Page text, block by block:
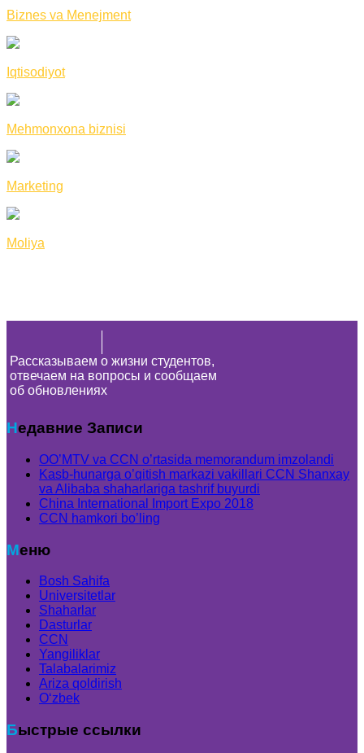
Biznes va Menejment
Iqtisodiyot
Mehmonxona biznisi
Marketing
Moliya
Рассказываем о жизни студентов,
отвечаем на вопросы и сообщаем
об обновлениях
Недавние Записи
OO’MTV va CCN o’rtasida memorandum imzolandi
Kasb-hunarga o’qitish markazi vakillari CCN Shanxay
va Alibaba shaharlariga tashrif buyurdi
China International Import Expo 2018
CCN hamkori bo’ling
Меню
Bosh Sahifa
Universitetlar
Shaharlar
Dasturlar
CCN
Yangiliklar
Talabalarimiz
Ariza qoldirish
Oʻzbek
Быстрые ссылки